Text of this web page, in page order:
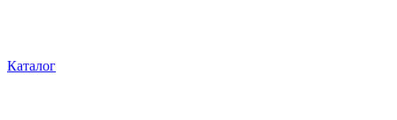
Каталог